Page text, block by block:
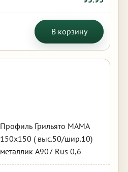
В корзину
Профиль Грильято МАМА
150х150 ( выс.50/шир.10)
металлик А907 Rus 0,6